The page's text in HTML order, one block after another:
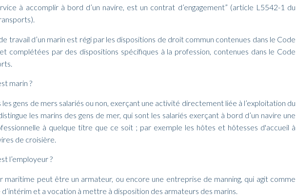
à accomplir à bord d’un navire, est un contrat d’engagement” (article L5542-1 du
travail d’un marin est régi par les dispositions de droit commun contenues dans le Code
complétées par des dispositions spécifiques à la profession, contenues dans le Code
marin ?
les gens de mers salariés ou non, exerçant une activité directement liée à l’exploitation du
les marins des gens de mer, qui sont les salariés exerçant à bord d’un navire une
à quelque titre que ce soit ; par exemple les hôtes et hôtesses d'accueil à
de croisière.
l’employeur ?
maritime peut être un armateur, ou encore une entreprise de manning, qui agit comme
et a vocation à mettre à disposition des armateurs des marins.